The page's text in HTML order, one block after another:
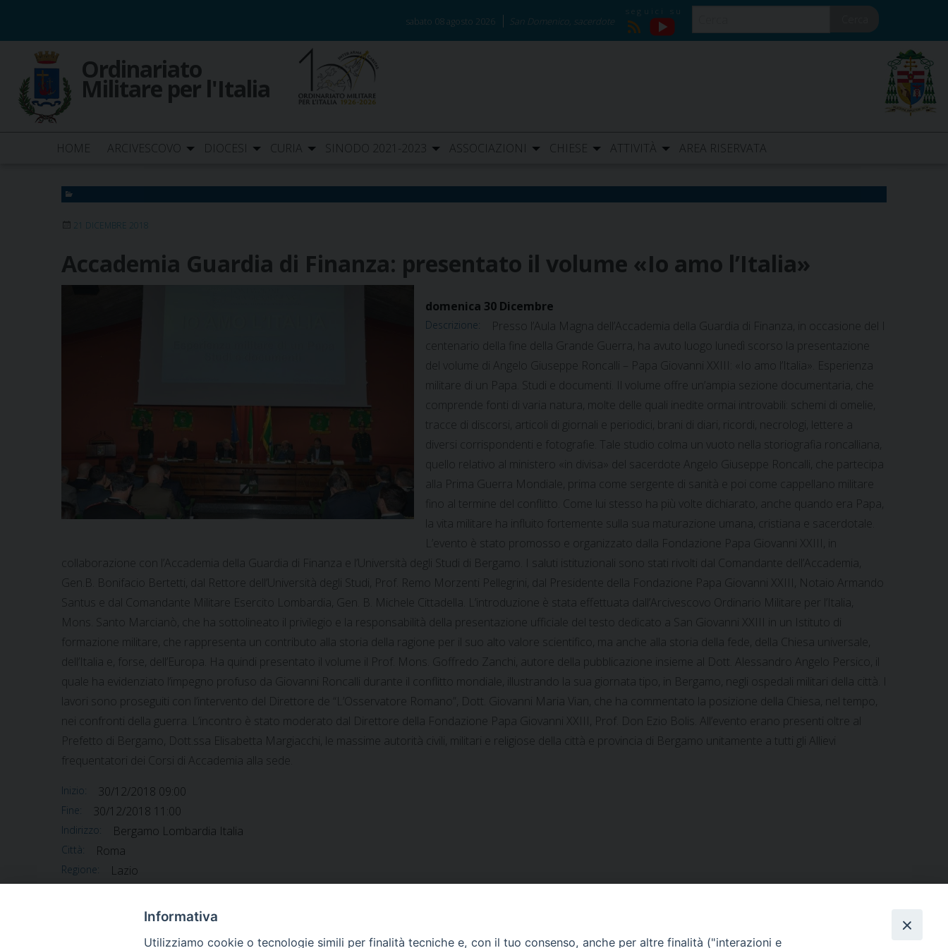
content
sabato 08 agosto 2026 San Domenico, sacerdote
RSS
YouTube
Ordinariato
Militare per l'Italia
HOME ARCIVESCOVO DIOCESI CURIA SINODO 2021-2023 ASSOCIAZIONI CHIESE ATTIVITÀ AREA RISERVATA
21 DICEMBRE 2018
Accademia Guardia di Finanza: presentato il volume «Io amo l’Italia»
domenica 30 Dicembre
Descrizione:
Presso l’Aula Magna dell’Accademia della Guardia di Finanza, in occasione del I
centenario della fine della Grande Guerra, ha avuto luogo lunedì scorso la presentazione
del volume di Angelo Giuseppe Roncalli – Papa Giovanni XXIII: «Io amo l’Italia». Esperienza
militare di un Papa. Studi e documenti. Il volume offre un’ampia sezione documentaria, che
comprende fonti di varia natura, molte delle quali inedite ormai introvabili: schemi di omelie,
tracce di discorsi, articoli di giornali e periodici, brani di diari, ricordi, necrologi, lettere a
diversi corrispondenti e fotografie. Tale studio colma un vuoto nella storiografia roncalliana,
quello relativo al ministero «in divisa» del sacerdote Angelo Giuseppe Roncalli, che partecipa
alla Prima Guerra Mondiale, prima come sergente di sanità e poi come cappellano militare
fino al termine del conflitto. Come lui stesso ha più volte dichiarato, anche quando era Papa,
la vita militare ha influito fortemente sulla sua maturazione umana, cristiana e sacerdotale.
L’evento è stato promosso e organizzato dalla Fondazione Papa Giovanni XXIII, in
collaborazione con l’Accademia della Guardia di Finanza e l’Università degli Studi di Bergamo. I saluti istituzionali sono stati rivolti dal Comandante dell’Accademia,
Gen.B. Bonifacio Bertetti, dal Rettore dell’Università degli Studi, Prof. Remo Morzenti Pellegrini, dal Presidente della Fondazione Papa Giovanni XXIII, Notaio Armando
Santus e dal Comandante Militare Esercito Lombardia, Gen. B. Michele Cittadella. L’introduzione è stata effettuata dall’Arcivescovo Ordinario Militare per l’Italia,
Mons. Santo Marcianò, che ha sottolineato il privilegio e la responsabilità della presentazione ufficiale del testo dedicato a San Giovanni XXIII in un Istituto di
formazione militare, che rappresenta un contributo alla storia della ragione per il suo alto valore scientifico, ma anche alla storia della fede, della Chiesa universale,
dell’Italia e, forse, dell’Europa. Ha quindi presentato il volume il Prof. Mons. Goffredo Zanchi, autore della pubblicazione insieme al Dott. Alessandro Angelo Persico, il
quale ha evidenziato l’impegno profuso da Giovanni Roncalli durante il conflitto mondiale, illustrando la sua giornata tipo, in Bergamo, negli ospedali militari della città. I
lavori sono proseguiti con l’intervento del Direttore de “L’Osservatore Romano”, Dott. Giovanni Maria Vian, che ha commentato la posizione della Chiesa, nel tempo,
nei confronti della guerra. L’incontro è stato moderato dal Direttore della Fondazione Papa Giovanni XXIII, Prof. Don Ezio Bolis. All’evento erano presenti oltre al
Prefetto di Bergamo, Dott.ssa Elisabetta Margiacchi, le massime autorità civili, militari e religiose della città e provincia di Bergamo unitamente a tutti gli Allievi
frequentatori dei Corsi di Accademia alla sede.
Inizio: 30/12/2018 09:00
Fine: 30/12/2018 11:00
Indirizzo: Bergamo Lombardia Italia
Città: Roma
Regione: Lazio
Informativa
Utilizziamo cookie o tecnologie simili per finalità tecniche e, con il tuo consenso, anche per altre finalità ("interazioni e